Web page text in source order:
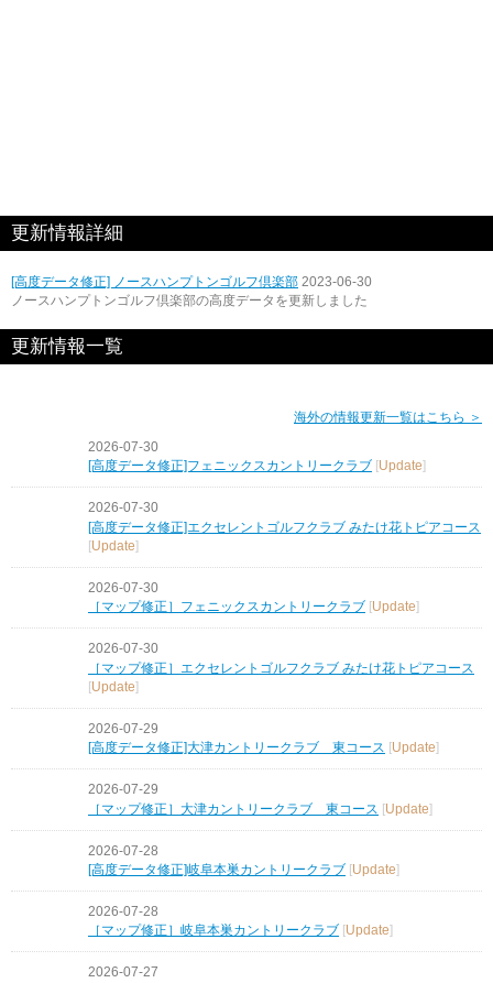
更新情報詳細
[高度データ修正] ノースハンプトンゴルフ倶楽部 2023-06-30
ノースハンプトンゴルフ倶楽部の高度データを更新しました
更新情報一覧
海外の情報更新一覧はこちら ＞
2026-07-30
[高度データ修正]フェニックスカントリークラブ
Update
2026-07-30
[高度データ修正]エクセレントゴルフクラブ みたけ花トピアコース
[Update]
2026-07-30
［マップ修正］フェニックスカントリークラブ [Update]
2026-07-30
［マップ修正］エクセレントゴルフクラブ みたけ花トピアコース
[Update]
2026-07-29
[高度データ修正]大津カントリークラブ 東コース [Update]
2026-07-29
［マップ修正］大津カントリークラブ 東コース [Update]
2026-07-28
[高度データ修正]岐阜本巣カントリークラブ [Update]
2026-07-28
［マップ修正］岐阜本巣カントリークラブ
Update
2026-07-27